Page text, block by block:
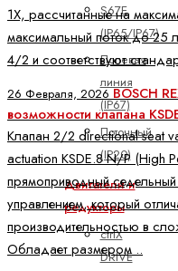
S67E
(IP65/IP67)
Полевая
линия
(IP67)
Поточный
(IP20)
Двигатели и
редукторы
ctrlX
DRIVE
1X, рассчитанные на
максимальный поток до 25
4/2 и соответствуют
26 Февраля, 2026BOSCH
возможности клапана
Клапан 2/2 directional seat
actuation KSDE.8 N/P (High
прямоприводный
управлением, который
производительностью в
Обладает размером ..